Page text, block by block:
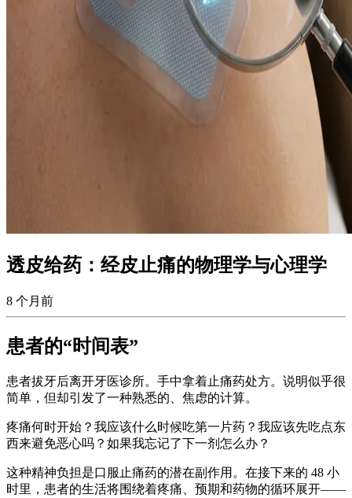
透皮给药：经皮止痛的物理学与心理学
8 个月前
患者的“时间表”
患者拔牙后离开牙医诊所。手中拿着止痛药处方。说明似乎很
简单，但却引发了一种熟悉的、焦虑的计算。
疼痛何时开始？我应该什么时候吃第一片药？我应该先吃点东
西来避免恶心吗？如果我忘记了下一剂怎么办？
这种精神负担是口服止痛药的潜在副作用。在接下来的 48 小
时里，患者的生活将围绕着疼痛、预期和药物的循环展开——